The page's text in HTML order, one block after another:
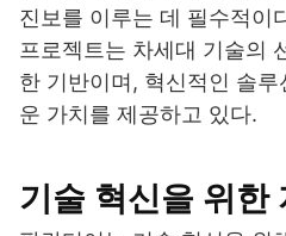
진보를 이루는 데 필수적이
프로젝트는 차세대 기술의
한 기반이며, 혁신적인 솔
운 가치를 제공하고 있다.
기술 혁신을 위한